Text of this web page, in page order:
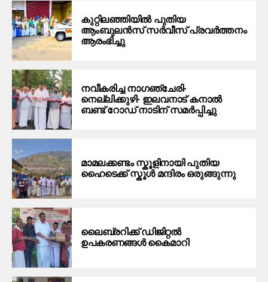
കുറ്റിലഞ്ഞിയിൽ പുതിയ
ആംബുലൻസ് സർവീസ് പ്രവർത്തനം
ആരംഭിച്ചു
നവീകരിച്ച നാഗഞ്ചേരി-
നെല്ലിക്കുഴി- ഇലവനാട് കനാൽ
ബണ്ട് റോഡ് നാടിന് സമർപ്പിച്ചു
മാമലക്കണ്ടം സ്കൂളിനായി പുതിയ
ഹൈടെക്ക് സ്കൂൾ മന്ദിരം ഒരുങ്ങുന്നു
ലൈബ്രറിക്ക് ഡിജിറ്റൽ
ഉപകരണങ്ങൾ കൈമാറി